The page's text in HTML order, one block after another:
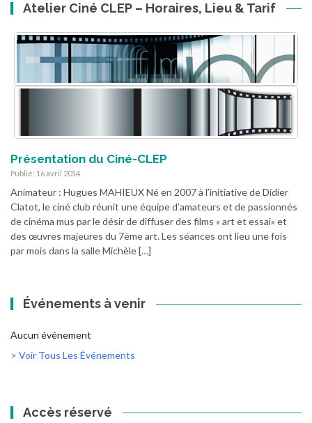
Atelier Ciné CLEP – Horaires, Lieu & Tarif
Présentation du Ciné-CLEP
Publié: 16 avril 2014
Animateur : Hugues MAHIEUX Né en 2007 à l’initiative de Didier
Clatot, le ciné club réunit une équipe d’amateurs et de passionnés
de cinéma mus par le désir de diffuser des films « art et essai» et
des œuvres majeures du 7ème art. Les séances ont lieu une fois
par mois dans la salle Michèle […]
Événements à venir
Aucun événement
> Voir Tous Les Événements
Accès réservé